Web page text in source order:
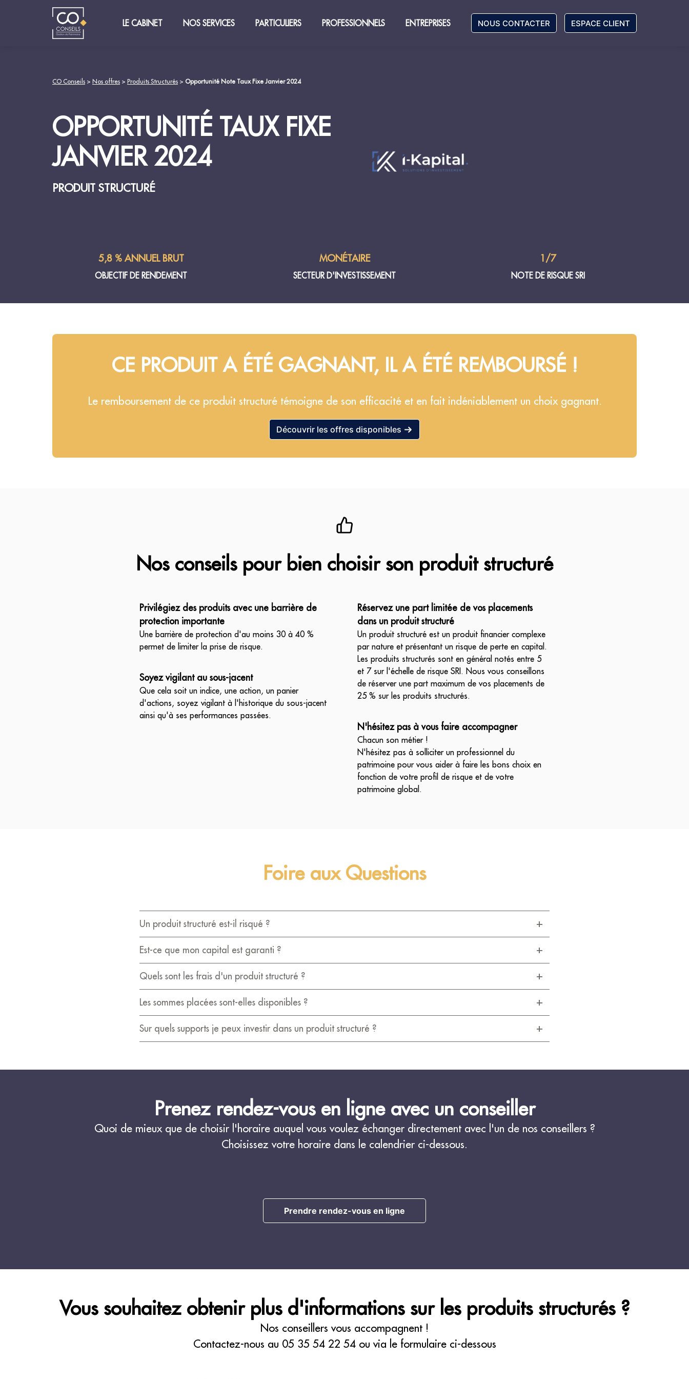
LE CABINET NOS SERVICES PARTICULIERS PROFESSIONNELS ENTREPRISES NOUS CONTACTER ESPACE CLIENT
CO Conseils > Nos offres > Produits Structurés > Opportunité Note Taux Fixe Janvier 2024
OPPORTUNITÉ TAUX FIXE
JANVIER 2024
PRODUIT STRUCTURÉ
5,8 % ANNUEL BRUT
OBJECTIF DE RENDEMENT
MONÉTAIRE
SECTEUR D'INVESTISSEMENT
1/7
NOTE DE RISQUE SRI
CE PRODUIT A ÉTÉ GAGNANT, IL A ÉTÉ REMBOURSÉ !
Le remboursement de ce produit structuré témoigne de son efficacité et en fait indéniablement un choix gagnant.
Découvrir les offres disponibles
Nos conseils pour bien choisir son produit structuré
Privilégiez des produits avec une barrière de
protection importante
Une barrière de protection d'au moins 30 à 40 %
permet de limiter la prise de risque.
Soyez vigilant au sous-jacent
Que cela soit un indice, une action, un panier
d'actions, soyez vigilant à l'historique du sous-jacent
ainsi qu'à ses performances passées.
Réservez une part limitée de vos placements
dans un produit structuré
Un produit structuré est un produit financier complexe
par nature et présentant un risque de perte en capital.
Les produits structurés sont en général notés entre 5
et 7 sur l'échelle de risque SRI. Nous vous conseillons
de réserver une part maximum de vos placements de
25 % sur les produits structurés.
N'hésitez pas à vous faire accompagner
Chacun son métier !
N'hésitez pas à solliciter un professionnel du
patrimoine pour vous aider à faire les bons choix en
fonction de votre profil de risque et de votre
patrimoine global.
Foire aux Questions
Un produit structuré est-il risqué ?
Est-ce que mon capital est garanti ?
Quels sont les frais d'un produit structuré ?
Les sommes placées sont-elles disponibles ?
Sur quels supports je peux investir dans un produit structuré ?
Prenez rendez-vous en ligne avec un conseiller
Quoi de mieux que de choisir l'horaire auquel vous voulez échanger directement avec l'un de nos conseillers ?
Choisissez votre horaire dans le calendrier ci-dessous.
Prendre rendez-vous en ligne
Vous souhaitez obtenir plus d'informations sur les produits structurés ?
Nos conseillers vous accompagnent !
Contactez-nous au 05 35 54 22 54ou via le formulaire ci-dessous